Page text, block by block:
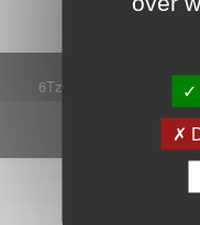
6Tzen ©2015 - Tous
Plan
Ce